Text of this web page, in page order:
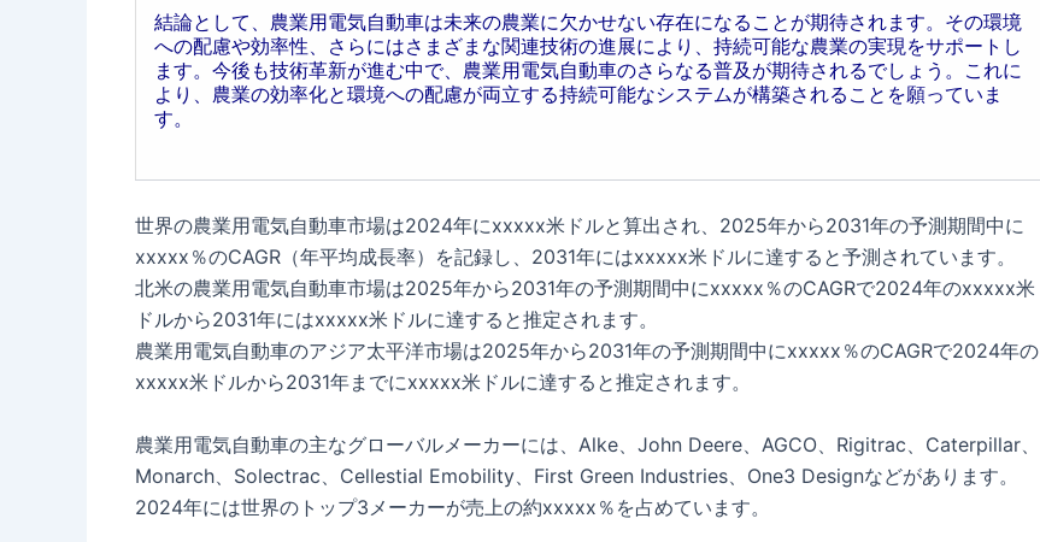
結論として、農業用電気自動車は未来の農業に欠かせない存在になることが期待されます。その環境
への配慮や効率性、さらにはさまざまな関連技術の進展により、持続可能な農業の実現をサポートし
ます。今後も技術革新が進む中で、農業用電気自動車のさらなる普及が期待されるでしょう。これに
より、農業の効率化と環境への配慮が両立する持続可能なシステムが構築されることを願っていま
す。
世界の農業用電気自動車市場は2024年にxxxxx米ドルと算出され、2025年から2031年の予測期間中に
xxxxx％のCAGR（年平均成長率）を記録し、2031年にはxxxxx米ドルに達すると予測されています。
北米の農業用電気自動車市場は2025年から2031年の予測期間中にxxxxx％のCAGRで2024年のxxxxx米
ドルから2031年にはxxxxx米ドルに達すると推定されます。
農業用電気自動車のアジア太平洋市場は2025年から2031年の予測期間中にxxxxx％のCAGRで2024年の
xxxxx米ドルから2031年までにxxxxx米ドルに達すると推定されます。
農業用電気自動車の主なグローバルメーカーには、Alke、John Deere、AGCO、Rigitrac、Caterpillar、
Monarch、Solectrac、Cellestial Emobility、First Green Industries、One3 Designなどがあります。
2024年には世界のトップ3メーカーが売上の約xxxxx％を占めています。